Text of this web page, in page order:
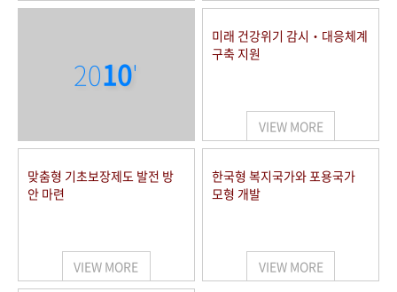
2010'
미래 건강위기 감시‧대응체계
구축 지원
VIEW MORE
맞춤형 기초보장제도 발전 방
안 마련
VIEW MORE
한국형 복지국가와 포용국가
모형 개발
VIEW MORE